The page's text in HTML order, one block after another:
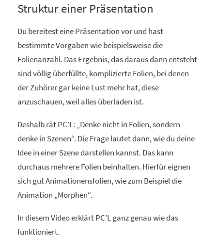
Struktur einer Präsentation
Du bereitest eine Präsentation vor und hast
bestimmte Vorgaben wie beispielsweise die
Folienanzahl. Das Ergebnis, das daraus dann entsteht
sind völlig überfüllte, komplizierte Folien, bei denen
der Zuhörer gar keine Lust mehr hat, diese
anzuschauen, weil alles überladen ist.
Deshalb rät PC’L: „Denke nicht in Folien, sondern
denke in Szenen“. Die Frage lautet dann, wie du deine
Idee in einer Szene darstellen kannst. Das kann
durchaus mehrere Folien beinhalten. Hierfür eignen
sich gut Animationensfolien, wie zum Beispiel die
Animation „Morphen“.
In diesem Video erklärt PC’L ganz genau wie das
funktioniert.